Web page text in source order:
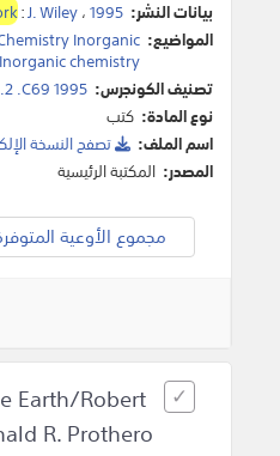
بيانات النشر:
:J. Wiley،1995
المواضيع: Inorganic
Inorganic chemistry
تصنيف الكونجرس: .C69 1995
نوع المادة: كتب
اسم الملف:
تصفح النسخة
المصدر: المكتبة الرئيسية
مجموع الأوعية المتوفرة
Earth/Robert
R. Prothero.